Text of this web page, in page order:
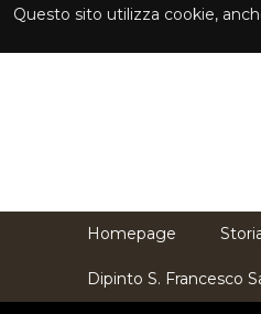
Questo sito utilizza cookie,
Homepage
Dipinto S. Francesco